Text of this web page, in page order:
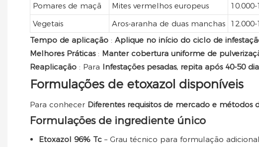
Pomares de maçã
Mites vermelhos europeus
Vegetais
Aros-aranha de duas manchas
Tempo de aplicação : Aplique no início do ciclo de
Melhores Práticas : Manter cobertura uniforme de
Reaplicação : Para Infestações pesadas, repita após 40-50
Formulações de etoxazol disponíveis
Para conhecer Diferentes requisitos de mercado e métodos
Formulações de ingrediente único
Etoxazol 96% Tc – Grau técnico para formulação